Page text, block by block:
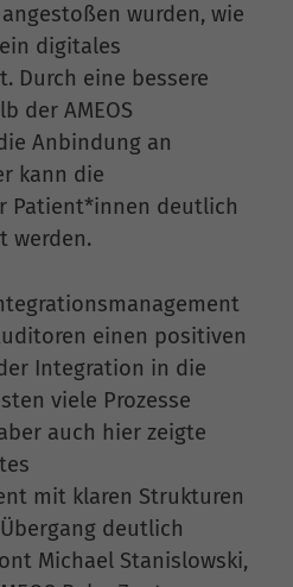
wurden, wie
digitales
Durch eine bessere
der AMEOS
Anbindung an
kann die
Patient*innen deutlich
werden.
einen positiven
Integration in die
viele Prozesse
auch hier zeigte
mit klaren Strukturen
deutlich
Michael Stanislowski,